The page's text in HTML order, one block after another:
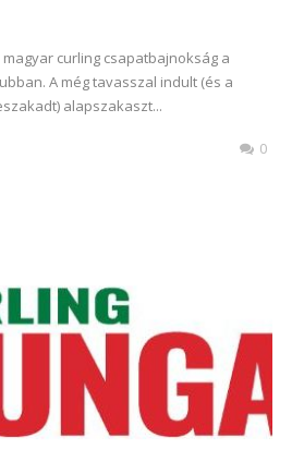
curling csapatbajnokság a
A még tavasszal indult (és a
alapszakaszt...
0